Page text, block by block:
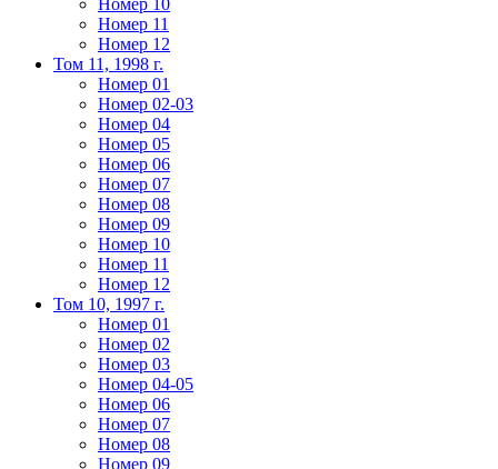
Номер 10
Номер 11
Номер 12
Том 11, 1998 г.
Номер 01
Номер 02-03
Номер 04
Номер 05
Номер 06
Номер 07
Номер 08
Номер 09
Номер 10
Номер 11
Номер 12
Том 10, 1997 г.
Номер 01
Номер 02
Номер 03
Номер 04-05
Номер 06
Номер 07
Номер 08
Номер 09